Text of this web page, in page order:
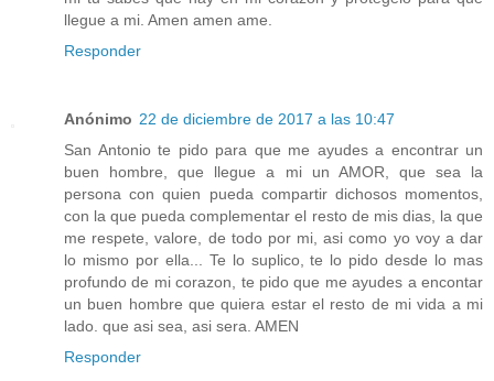
llegue a mi. Amen amen ame.
Responder
Anónimo 22 de diciembre de 2017 a las 10:47
San Antonio te pido para que me ayudes a encontrar un
buen hombre, que llegue a mi un AMOR, que sea la
persona con quien pueda compartir dichosos momentos,
con la que pueda complementar el resto de mis dias, la que
me respete, valore, de todo por mi, asi como yo voy a dar
lo mismo por ella... Te lo suplico, te lo pido desde lo mas
profundo de mi corazon, te pido que me ayudes a encontar
un buen hombre que quiera estar el resto de mi vida a mi
lado. que asi sea, asi sera. AMEN
Responder